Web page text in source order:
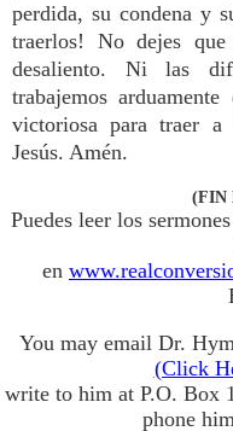
perdida, su condena y
traerlos! No dejes
desaliento. Ni las
trabajemos
victoriosa para traer
Jesús. Amén.
(FIN
Puedes leer los
en
You may email Dr.
(Click
write to him at P.O. Box
phone